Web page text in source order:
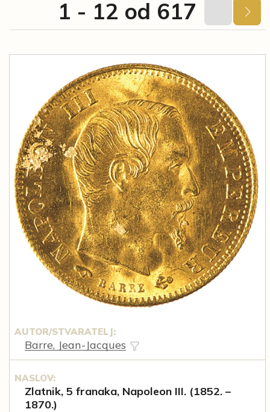
1 - 12 od 617
AUTOR/STVARATELJ:
Barre, Jean-Jacques
NASLOV:
Zlatnik, 5 franaka, Napoleon III. (1852. –
1870.)